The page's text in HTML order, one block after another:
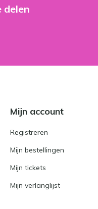
delen
Mijn account
Registreren
Mijn bestellingen
Mijn tickets
Mijn verlanglijst